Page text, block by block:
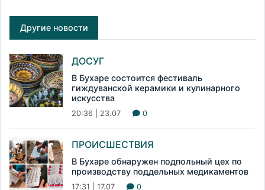
Другие новости
ДОСУГ
В Бухаре состоится фестиваль
гиждуванской керамики и кулинарного
искусства
20:36 | 23.07 0
ПРОИСШЕСТВИЯ
В Бухаре обнаружен подпольный цех по
производству поддельных медикаментов
17:31 | 17.07 0